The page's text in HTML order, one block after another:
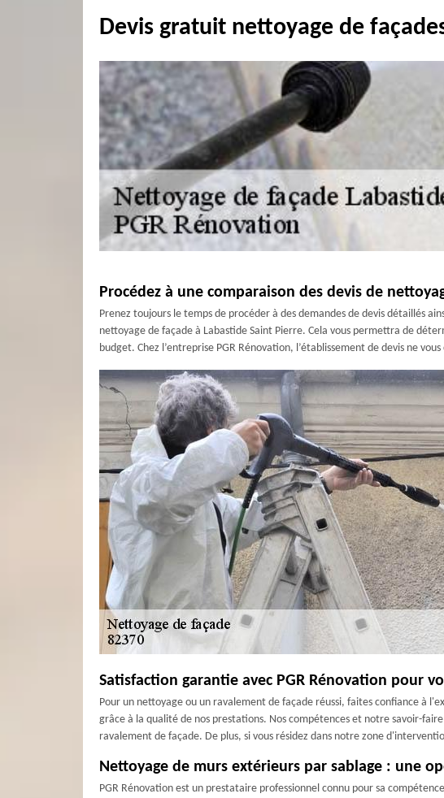
Devis gratuit nettoyage de
Procédez à une comparaison des devis de
Prenez toujours le temps de procéder à des demandes de devis détaillés
nettoyage de façade à Labastide Saint Pierre. Cela vous permettra de
budget. Chez l’entreprise PGR Rénovation, l’établissement de devis ne
Satisfaction garantie avec PGR Rénovation pour
Pour un nettoyage ou un ravalement de façade réussi, faites confiance à
grâce à la qualité de nos prestations. Nos compétences et notre savoir-
ravalement de façade. De plus, si vous résidez dans notre zone
Nettoyage de murs extérieurs par sablage : une
PGR Rénovation est un prestataire professionnel connu pour sa